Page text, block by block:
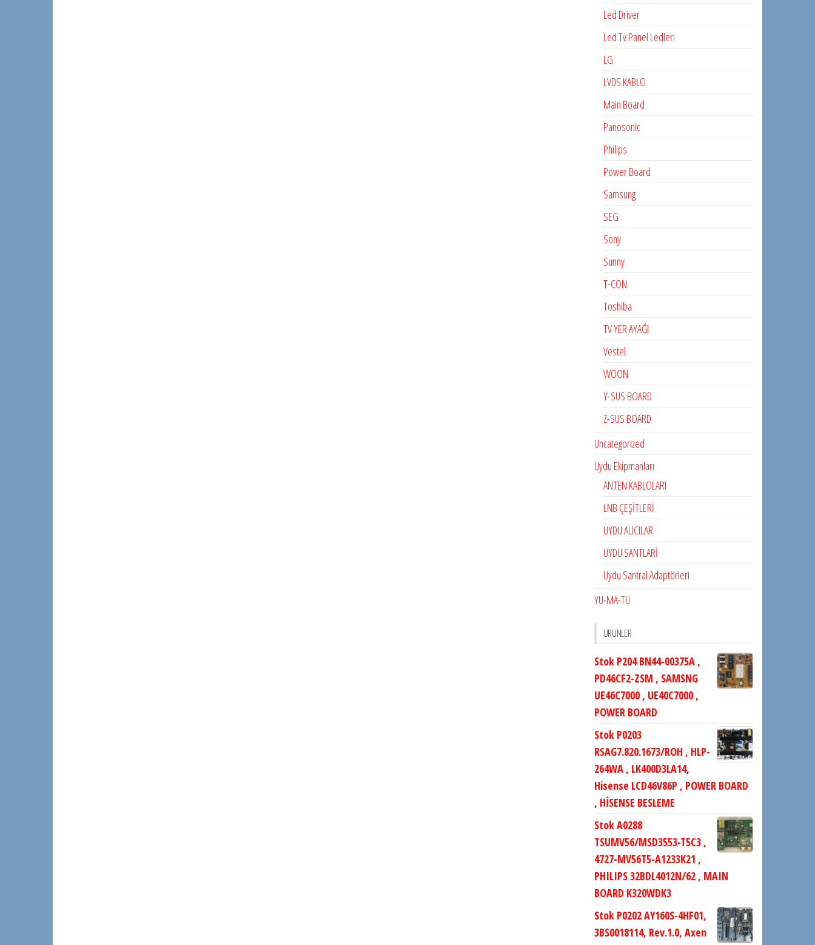
Led Driver
Led Tv Panel Ledleri
LG
LVDS KABLO
Main Board
Panosonic
Philips
Power Board
Samsung
SEG
Sony
Sunny
T-CON
Toshiba
TV YER AYAĞI
Vestel
WOON
Y-SUS BOARD
Z-SUS BOARD
Uncategorized
Uydu Ekipmanları
ANTEN KABLOLARI
LNB ÇEŞİTLERİ
UYDU ALICILAR
UYDU SANTLARİ
Uydu Santral Adaptörleri
YU-MA-TU
ÜRÜNLER
Stok P204 BN44-00375A ,
PD46CF2-ZSM , SAMSNG
UE46C7000 , UE40C7000 ,
POWER BOARD
Stok P0203
RSAG7.820.1673/ROH , HLP-
264WA , LK400D3LA14,
Hisense LCD46V86P , POWER BOARD
, HİSENSE BESLEME
Stok A0288
TSUMV56/MSD3553-T5C3 ,
4727-MV56T5-A1233K21 ,
PHILIPS 32BDL4012N/62 , MAIN
BOARD K320WDK3
Stok P0202 AY160S-4HF01,
3BS0018114, Rev.1.0, Axen